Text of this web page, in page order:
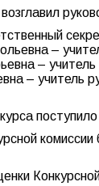
возглавил
–
–
– учитель